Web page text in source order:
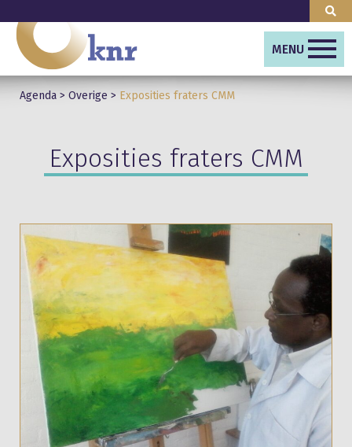
MENU
Agenda > Overige > Exposities fraters CMM
Exposities fraters CMM